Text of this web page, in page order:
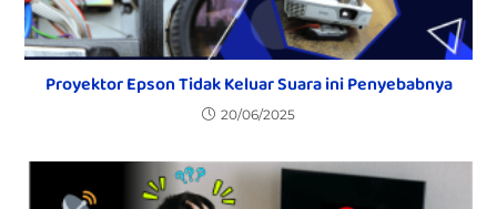
Proyektor Epson Tidak Keluar Suara ini Penyebabnya
20/06/2025